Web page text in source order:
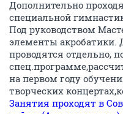
Дополнительно
специальной
Под руководством
элементы акробатики.
проводятся отдельно,
на первом году
творческих
Занятия проходят в